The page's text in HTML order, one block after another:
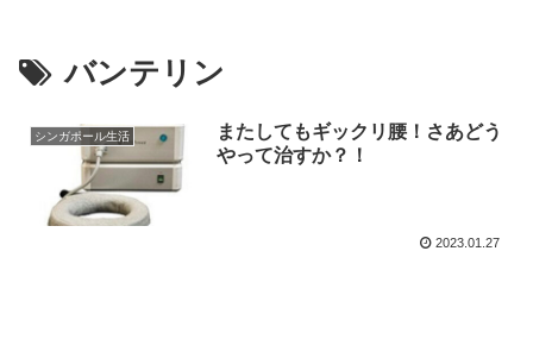
バンテリン
シンガポール生活
またしてもギックリ腰！さあどう
やって治すか？！
2023.01.27